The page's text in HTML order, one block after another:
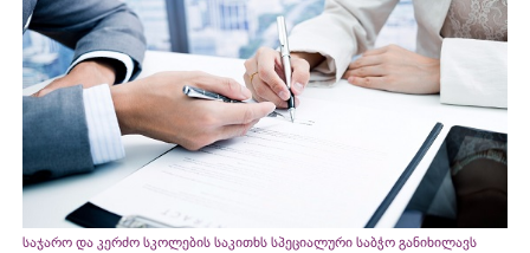
საჯარო და კერძო სკოლების საკითხს სპეციალური საბჭო განიხილავს